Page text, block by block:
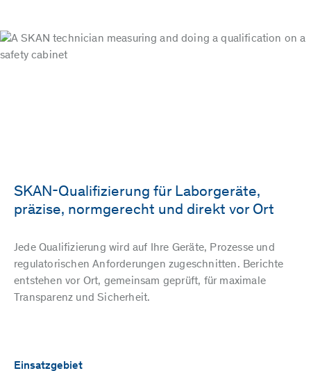
SKAN-Qualifizierung für Laborgeräte,
präzise, normgerecht und direkt vor Ort
Jede Qualifizierung wird auf Ihre Geräte, Prozesse und
regulatorischen Anforderungen zugeschnitten. Berichte
entstehen vor Ort, gemeinsam geprüft, für maximale
Transparenz und Sicherheit.
Einsatzgebiet